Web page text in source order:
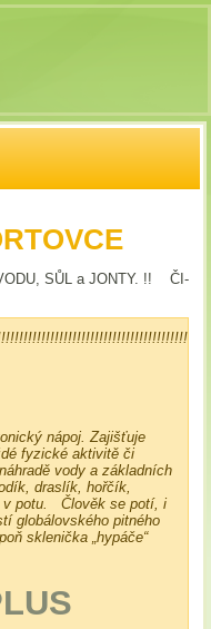
SŮL a JONTY. !! ČI-
nápoj. Zajišťuje
fyzické aktivitě či
vody a základních
draslík, hořčík,
v potu. Člověk se potí, i
globálovského pitného
sklenička „hypáče“